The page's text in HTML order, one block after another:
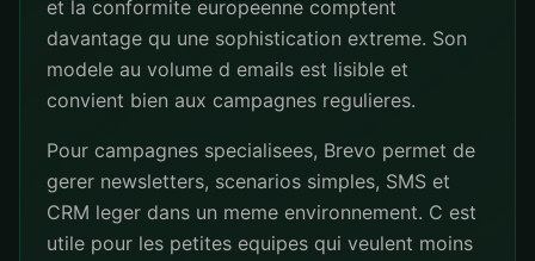
et la conformite europeenne comptent
davantage qu une sophistication extreme. Son
modele au volume d emails est lisible et
convient bien aux campagnes regulieres.
Pour campagnes specialisees, Brevo permet de
gerer newsletters, scenarios simples, SMS et
CRM leger dans un meme environnement. C est
utile pour les petites equipes qui veulent moins